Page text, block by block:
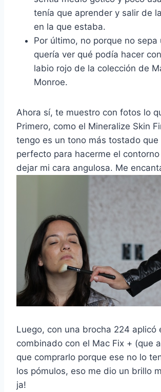
tenía que aprender y salir de
en la que estaba.
Por último, no porque no sepa
quería ver qué podía hacer
labio rojo de la colección de
Monroe.
Ahora sí, te muestro con fotos lo
Primero, como el Mineralize Skin
tengo es un tono más tostado que
perfecto para hacerme el
dejar mi cara angulosa. Me
Luego, con una brocha 224 aplicó
combinado con el Mac Fix + (que
que comprarlo porque ese no lo
los pómulos, eso me dio un brillo
ja!